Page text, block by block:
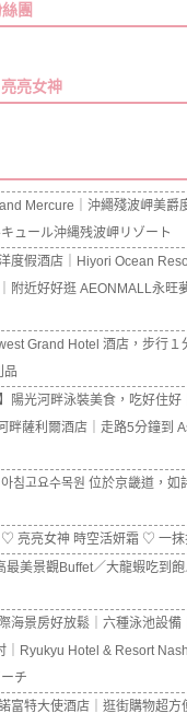
團
亮女神
Mercure｜沖繩殘波岬美爵
ュール沖縄残波岬リゾート
度假酒店｜Hiyori Ocean
附近好好逛 AEONMALL永旺
Grand Hotel 酒店，步行
品
陽光河畔泳裝美食，吃好住好
畔薩利爾酒店｜走路5分鐘到
침고요수목원 位於京畿道，
♡ 亮亮女神 時空活妍霜 ♡ 一
最美景觀Buffet／大龍蝦吃到
海景房好放鬆｜六種泳池設備
｜Ryukyu Hotel & Resort
チ
富特大使酒店｜逛街購物超方